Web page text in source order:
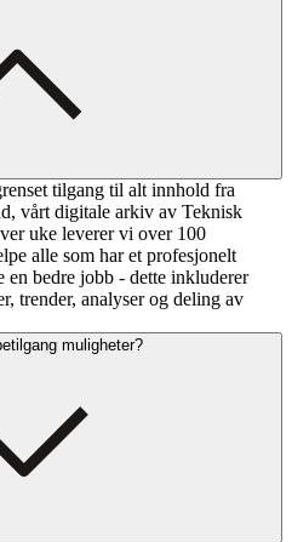
tilgang til alt innhold fra
vårt digitale arkiv av Teknisk
uke leverer vi over 100
alle som har et profesjonelt
bedre jobb - dette inkluderer
trender, analyser og deling av
muligheter?